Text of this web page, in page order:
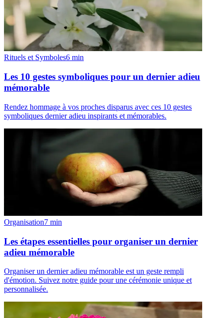
Rituels et Symboles6 min
Les 10 gestes symboliques pour un dernier adieu
mémorable
Rendez hommage à vos proches disparus avec ces 10 gestes
symboliques dernier adieu inspirants et mémorables.
Organisation7 min
Les étapes essentielles pour organiser un dernier
adieu mémorable
Organiser un dernier adieu mémorable est un geste rempli
d'émotion. Suivez notre guide pour une cérémonie unique et
personnalisée.